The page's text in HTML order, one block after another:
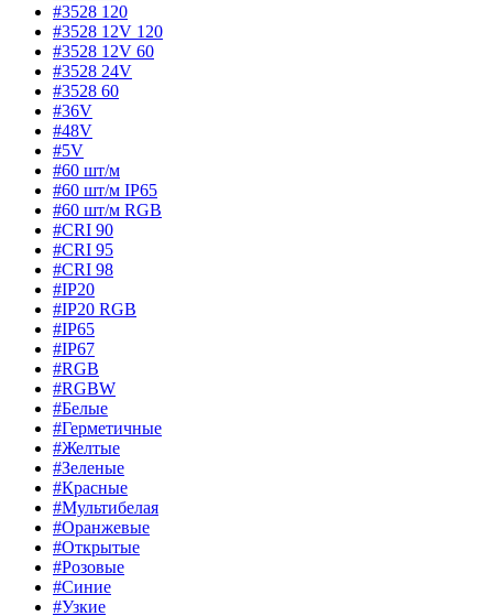
#3528 120
#3528 12V 120
#3528 12V 60
#3528 24V
#3528 60
#36V
#48V
#5V
#60 шт/м
#60 шт/м IP65
#60 шт/м RGB
#CRI 90
#CRI 95
#CRI 98
#IP20
#IP20 RGB
#IP65
#IP67
#RGB
#RGBW
#Белые
#Герметичные
#Желтые
#Зеленые
#Красные
#Мультибелая
#Оранжевые
#Открытые
#Розовые
#Синие
#Узкие